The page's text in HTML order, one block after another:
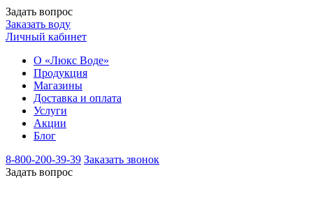
Задать вопрос
Заказать воду
Личный кабинет
О «Люкс Воде»
Продукция
Магазины
Доставка и оплата
Услуги
Акции
Блог
8-800-200-39-39 Заказать звонок
Задать вопрос